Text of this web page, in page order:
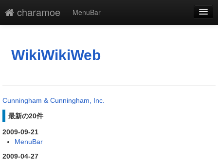
charamoe
MenuBar
添付
一覧
WikiWikiWeb
Cunningham & Cunningham, Inc.
最新の20件
2009-09-21
MenuBar
2009-04-27